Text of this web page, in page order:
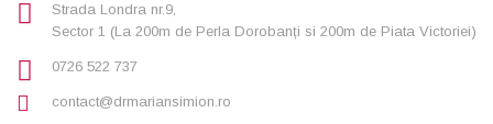
Strada Londra nr.9,
Sector 1 (La 200m de Perla Dorobanți si 200m de Piata Victoriei)
0726 522 737
contact@drmariansimion.ro